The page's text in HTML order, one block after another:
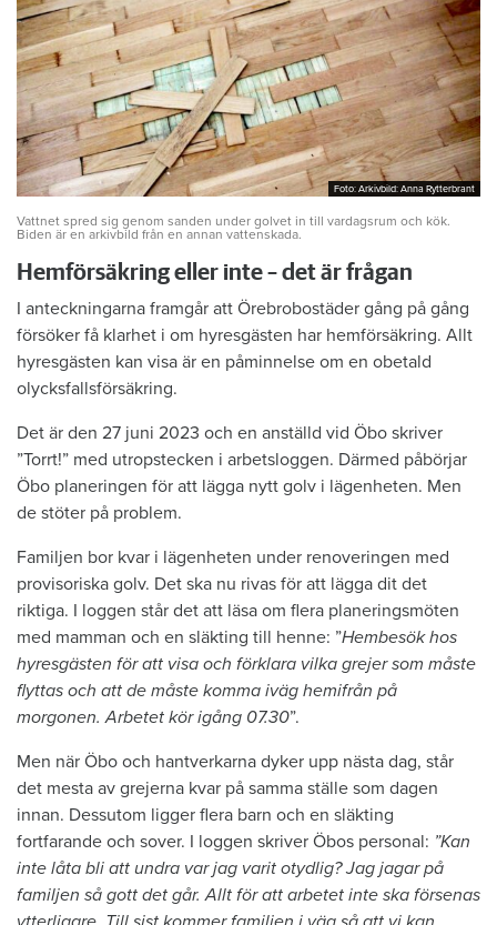
Foto: Arkivbild: Anna Rytterbrant
Foto: Arkivbild: Anna Rytterbrant
Vattnet spred sig genom sanden under golvet in till vardagsrum och kök.
Biden är en arkivbild från en annan vattenskada.
Hemförsäkring eller inte – det är frågan
I anteckningarna framgår att Örebrobostäder gång på gång
försöker få klarhet i om hyresgästen har hemförsäkring. Allt
hyresgästen kan visa är en påminnelse om en obetald
olycksfallsförsäkring.
Det är den 27 juni 2023 och en anställd vid Öbo skriver
”Torrt!” med utropstecken i arbetsloggen. Därmed påbörjar
Öbo planeringen för att lägga nytt golv i lägenheten. Men
de stöter på problem.
Familjen bor kvar i lägenheten under renoveringen med
provisoriska golv. Det ska nu rivas för att lägga dit det
riktiga. I loggen står det att läsa om flera planeringsmöten
med mamman och en släkting till henne: ”Hembesök hos
hyresgästen för att visa och förklara vilka grejer som måste
flyttas och att de måste komma iväg hemifrån på
morgonen. Arbetet kör igång 07.30”.
Men när Öbo och hantverkarna dyker upp nästa dag, står
det mesta av grejerna kvar på samma ställe som dagen
innan. Dessutom ligger flera barn och en släkting
fortfarande och sover. I loggen skriver Öbos personal: ”Kan
inte låta bli att undra var jag varit otydlig? Jag jagar på
familjen så gott det går. Allt för att arbetet inte ska försenas